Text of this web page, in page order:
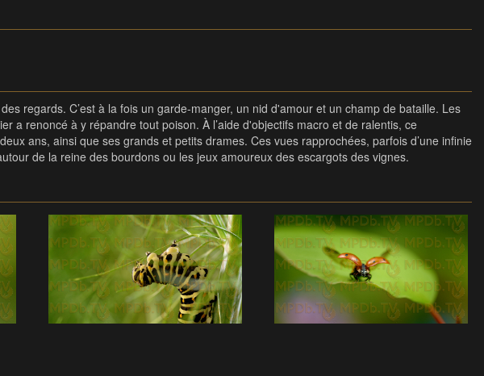
regards. C’est à la fois un garde-manger, un nid d'amour et un champ de bataille. Les
a renoncé à y répandre tout poison. À l’aide d'objectifs macro et de ralentis, ce
ans, ainsi que ses grands et petits drames. Ces vues rapprochées, parfois d’une infinie
de la reine des bourdons ou les jeux amoureux des escargots des vignes.